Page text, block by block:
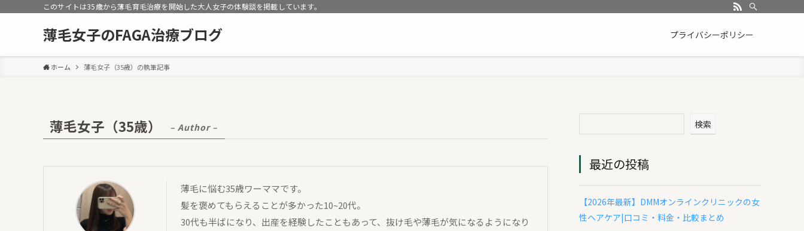
このサイトは35歳から薄毛育毛治療を開始した大人女子の体験談を掲載しています。
薄毛女子のFAGA治療ブログ プライバシーポリシー
ホーム 薄毛女子（35歳）の執筆記事
薄毛女子（35歳） – Author –
薄毛に悩む35歳ワーママです。
髪を褒めてもらえることが多かった10~20代。
30代も半ばになり、出産を経験したこともあって、抜け毛や薄毛が気になるようになり
検索
最近の投稿
【2026年最新】DMMオンラインクリニックの女
性ヘアケア|口コミ・料金・比較まとめ